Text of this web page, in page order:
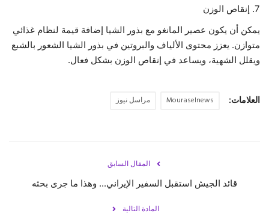
7. إنقاص الوزن
يمكن أن يكون عصير المانغو مع بذور الشيا إضافة قيمة لنظام غذائي
متوازن. يعزز محتوى الألياف والبروتين في بذور الشيا الشعور بالشبع
ويقلل الشهية، ويساعد في إنقاص الوزن بشكل فعال.
العلامات: Mouraselnews مراسل نيوز
المقال السابق
قائد الجيش استقبل السفير الإيراني... وهذا ما جرى بحثه
المادة التالية